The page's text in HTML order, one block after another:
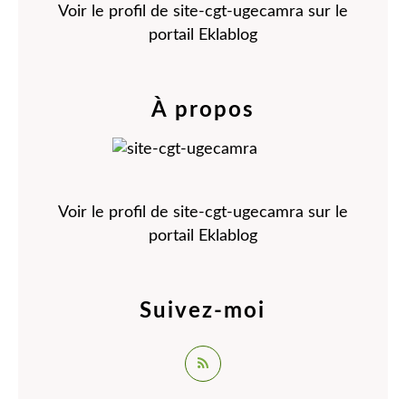
Voir le profil de site-cgt-ugecamra sur le
portail Eklablog
Suivez-moi
À propos
Voir le profil de site-cgt-ugecamra sur le
portail Eklablog